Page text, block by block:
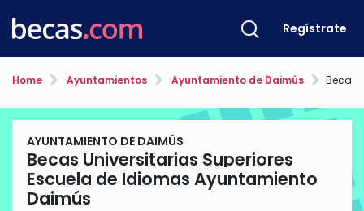
Regístrate
Home Ayuntamientos Ayuntamiento de Daimús Becas
AYUNTAMIENTO DE DAIMÚS
Becas Universitarias Superiores
Escuela de Idiomas Ayuntamiento
Daimús